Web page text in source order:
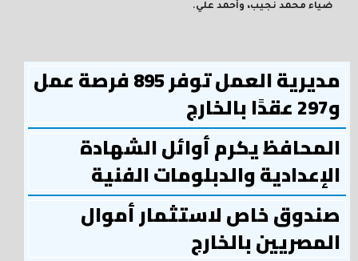
ضياء محمد نجيب، وأحمد علي.
مديرية العمل توفر 895 فرصة عمل
و297 عقدًا بالخارج
المحافظ يكرم أوائل الشهادة
الإعدادية والدبلومات الفنية
صندوق خاص لاستثمار أموال
المصريين بالخارج